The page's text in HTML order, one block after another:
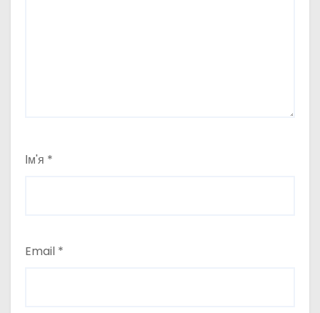
Ім'я *
Email *